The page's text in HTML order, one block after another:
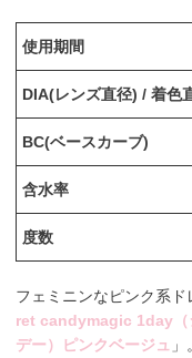
使用期間
DIA(レンズ直径) / 着色
BC(ベースカーブ)
含水率
度数
フェミニンなピンク系
ret candymagic 1day（
デー）ピンクベージュ